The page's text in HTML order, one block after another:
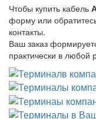
Чтобы купить кабель
форму или
контакты.
Ваш заказ
практически в любой